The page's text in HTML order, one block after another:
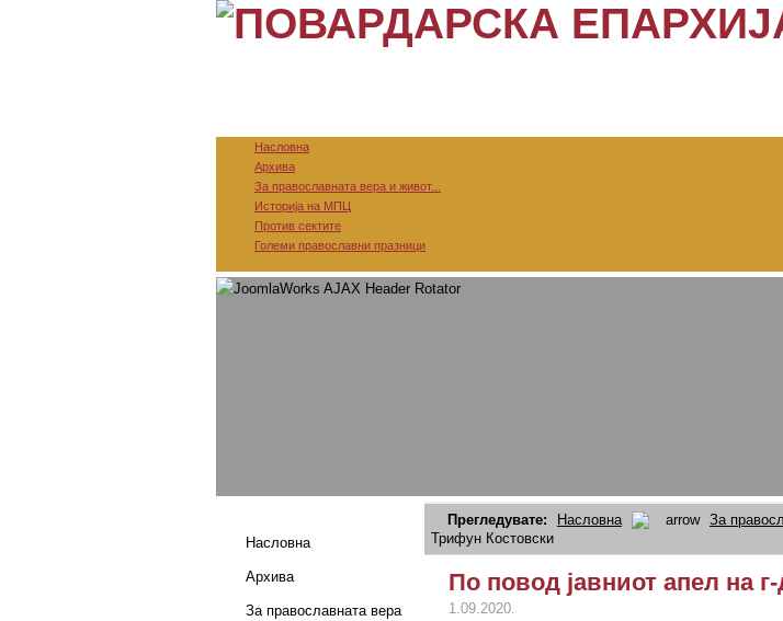
Насловна
Архива
За православната вера и живот...
Историја на МПЦ
Против сектите
Големи православни празници
Прегледувате: Насловна За
Трифун Костовски
По повод јавниот апел на
1.09.2020.
Насловна
Архива
За православната вера